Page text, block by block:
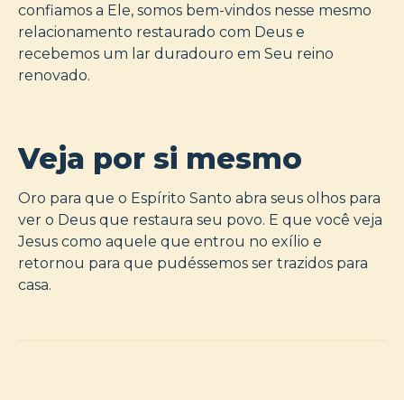
confiamos a Ele, somos bem-vindos nesse mesmo
relacionamento restaurado com Deus e
recebemos um lar duradouro em Seu reino
renovado.
Veja por si mesmo
Oro para que o Espírito Santo abra seus olhos para
ver o Deus que restaura seu povo. E que você veja
Jesus como aquele que entrou no exílio e
retornou para que pudéssemos ser trazidos para
casa.